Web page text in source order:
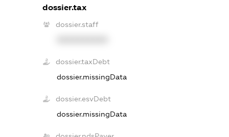
dossier.tax
dossier.staff
dossier.taxDebt
dossier.missingData
dossier.esvDebt
dossier.missingData